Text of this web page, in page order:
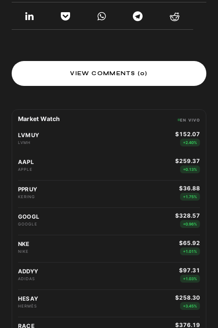
VIEW COMMENTS (0)
Market Watch EN VIVO
LVMUY
LVMH
$152.07
+2.40%
AAPL
APPLE
$259.37
+0.13%
PPRUY
KERING
$36.88
+1.75%
GOOGL
GOOGLE
$328.57
+0.96%
NKE
NIKE
$65.92
+1.01%
ADDYY
ADIDAS
$97.31
+1.03%
HESAY
HERMÈS
$258.30
+3.45%
RACE $376.19